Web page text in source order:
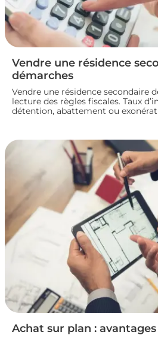
Vendre une résidence
démarches
Vendre une résidence secondaire
lecture des règles fiscales. Taux
détention, abattement ou
les meilleures conditions. Zoom
taxes à connaître avant de se
Achat sur plan :